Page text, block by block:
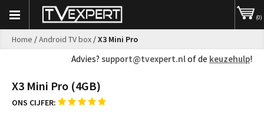
(0)
Home /Android TV box /X3 Mini Pro
Advies? support@tvexpert.nlof de keuzehulp!
X3 Mini Pro (4GB)
ONS CIJFER: